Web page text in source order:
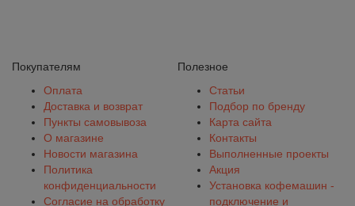
Покупателям
Оплата
Доставка и возврат
Пункты самовывоза
О магазине
Новости магазина
Политика
конфиденциальности
Согласие на обработку
Полезное
Статьи
Подбор по бренду
Карта сайта
Контакты
Выполненные проекты
Акция
Установка кофемашин -
подключение и